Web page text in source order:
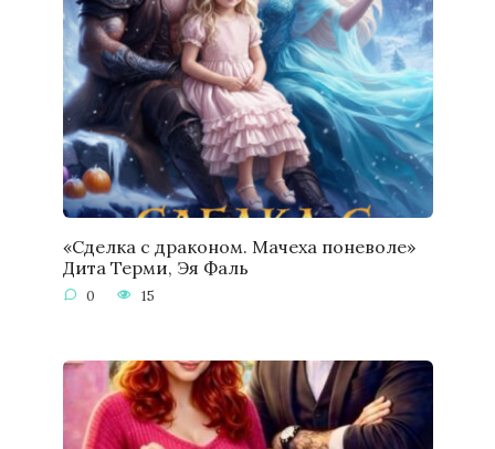
«Сделка с драконом. Мачеха поневоле»
Дита Терми, Эя Фаль
0 15